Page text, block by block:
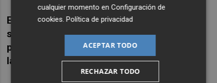
El trabajo de los diferentes movimientos
sociales
en clave de derechos humanos
pretendido movilizar el voto de mañana en
las elecciones generales del 23J.
cualquier momento enConfiguración de
cookies .Política de privacidad
ACEPTAR TODO
RECHAZAR TODO